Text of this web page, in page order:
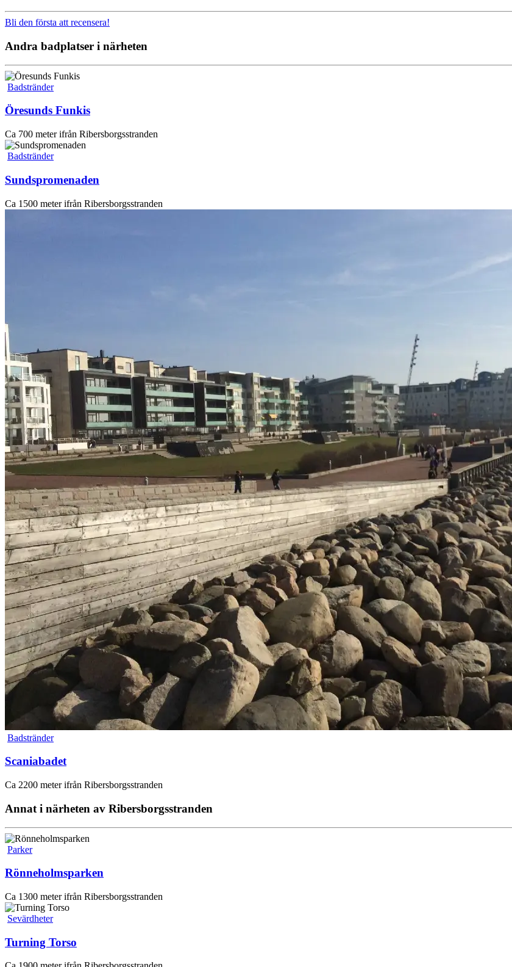
Bli den första att recensera!
Andra badplatser i närheten
Badstränder
Öresunds Funkis
Ca 700 meter ifrån Ribersborgsstranden
Badstränder
Sundspromenaden
Ca 1500 meter ifrån Ribersborgsstranden
Badstränder
Scaniabadet
Ca 2200 meter ifrån Ribersborgsstranden
Annat i närheten av Ribersborgsstranden
Parker
Rönneholmsparken
Ca 1300 meter ifrån Ribersborgsstranden
Sevärdheter
Turning Torso